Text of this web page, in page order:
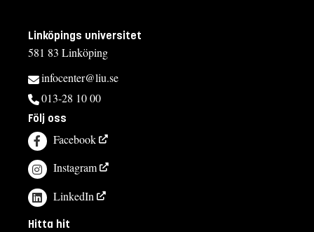
Linköpings universitet
581 83 Linköping
infocenter@liu.se
013-28 10 00
Följ oss
Facebook
Instagram
LinkedIn
Hitta hit